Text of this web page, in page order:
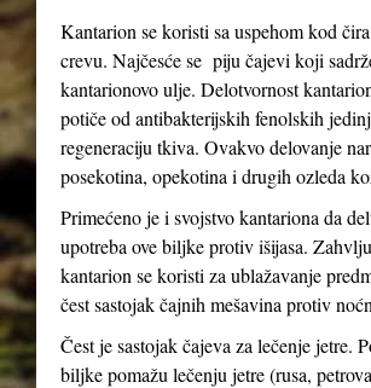
Kantarion se koristi sa uspehom kod
crevu. Najčesće se piju čajevi koji
kantarionovo ulje. Delotvornost
potiče od antibakterijskih fenolskih
regeneraciju tkiva. Ovakvo delovanje
posekotina, opekotina i drugih ozleda
Primećeno je i svojstvo kantariona da
upotreba ove biljke protiv išijasa.
kantarion se koristi za ublažavanje
čest sastojak čajnih mešavina protiv
Čest je sastojak čajeva za lečenje jetre.
biljke pomažu lečenju jetre (rusa,